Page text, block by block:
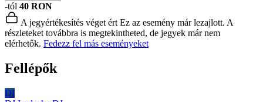
-tól 40 RON
A jegyértékesítés véget ért Ez az esemény már lezajlott. A
részleteket továbbra is megtekintheted, de jegyek már nem
elérhetők. Fedezz fel más eseményeket
Fellépők
DI